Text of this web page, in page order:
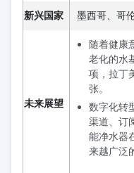
新兴国家 墨西哥、哥
未来展望
随着健康
老化的水
项，拉丁
张。
数字化转
渠道、订
能净水器
来越广泛